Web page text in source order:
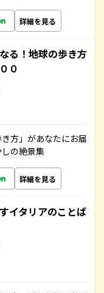
詳細を見る
る！地球の歩き方
０
方」があなたにお届
の絶景集
詳細を見る
イタリアのことば